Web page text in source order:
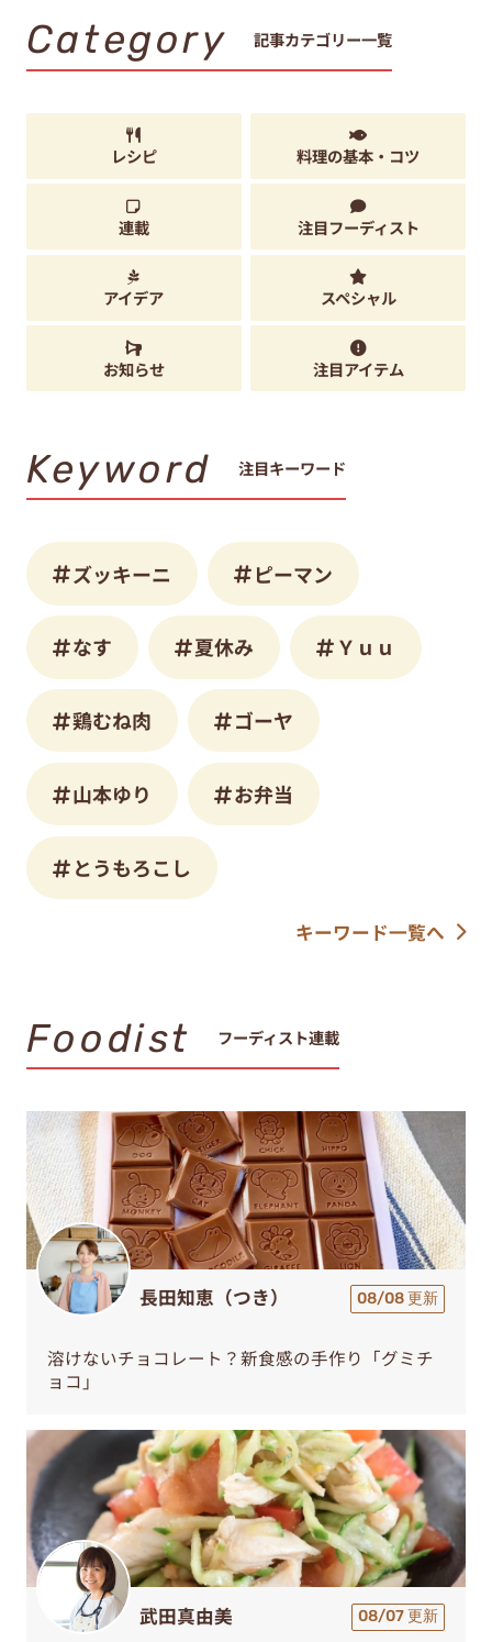
Category 記事カテゴリー一覧
レシピ 料理の基本・コツ
連載 注目フーディスト
アイデア スペシャル
お知らせ 注目アイテム
Keyword 注目キーワード
ズッキーニ ピーマン
なす 夏休み Ｙｕｕ
鶏むね肉 ゴーヤ
山本ゆり お弁当
とうもろこし
キーワード一覧へ
Foodist フーディスト連載
長田知恵（つき） 08/08 更新
溶けないチョコレート？新食感の手作り「グミチ
ョコ」
武田真由美 08/07 更新